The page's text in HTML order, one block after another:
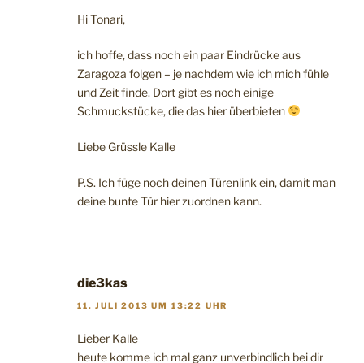
Hi Tonari,
ich hoffe, dass noch ein paar Eindrücke aus
Zaragoza folgen – je nachdem wie ich mich fühle
und Zeit finde. Dort gibt es noch einige
Schmuckstücke, die das hier überbieten
Liebe Grüssle Kalle
P.S. Ich füge noch deinen Türenlink ein, damit man
deine bunte Tür hier zuordnen kann.
die3kas
11. JULI 2013 UM 13:22 UHR
Lieber Kalle
heute komme ich mal ganz unverbindlich bei dir